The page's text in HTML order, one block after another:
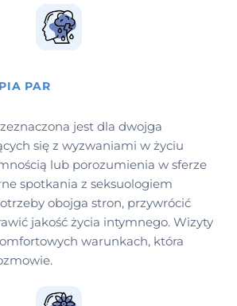
PAR
jest dla dwojga
się z wyzwaniami w życiu
lub porozumienia w sferze
spotkania z seksuologiem
obojga stron, przywrócić
jakość życia intymnego. Wizyty
warunkach, która